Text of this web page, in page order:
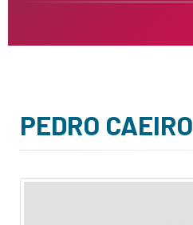
PEDRO CAEIRO